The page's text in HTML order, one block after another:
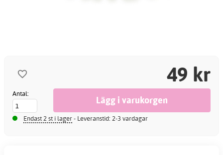
49 kr
Antal:
Endast 2 st i lager- Leveranstid: 2-3 vardagar